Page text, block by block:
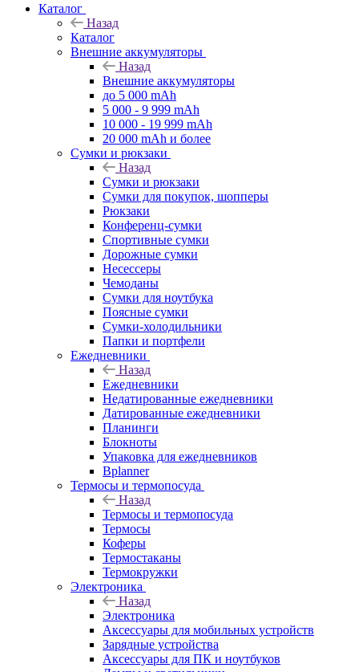
Каталог
Назад
Каталог
Внешние аккумуляторы
Назад
Внешние аккумуляторы
до 5 000 mAh
5 000 - 9 999 mAh
10 000 - 19 999 mAh
20 000 mAh и более
Сумки и рюкзаки
Назад
Сумки и рюкзаки
Сумки для покупок, шопперы
Рюкзаки
Конференц-сумки
Спортивные сумки
Дорожные сумки
Несессеры
Чемоданы
Сумки для ноутбука
Поясные сумки
Сумки-холодильники
Папки и портфели
Ежедневники
Назад
Ежедневники
Недатированные ежедневники
Датированные ежедневники
Планинги
Блокноты
Упаковка для ежедневников
Bplanner
Термосы и термопосуда
Назад
Термосы и термопосуда
Термосы
Коферы
Термостаканы
Термокружки
Электроника
Назад
Электроника
Аксессуары для мобильных устройств
Зарядные устройства
Аксессуары для ПК и ноутбуков